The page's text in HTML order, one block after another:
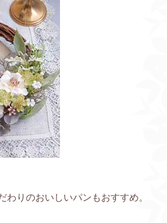
わりのおいしいパンもおすすめ。